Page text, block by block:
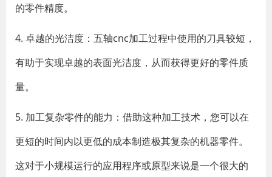
的零件精度。
4. 卓越的光洁度：五轴cnc加工过程中使用的刀具较短，
有助于实现卓越的表面光洁度，从而获得更好的零件质
量。
5. 加工复杂零件的能力：借助这种加工技术，您可以在
更短的时间内以更低的成本制造极其复杂的机器零件。
这对于小规模运行的应用程序或原型来说是一个很大的